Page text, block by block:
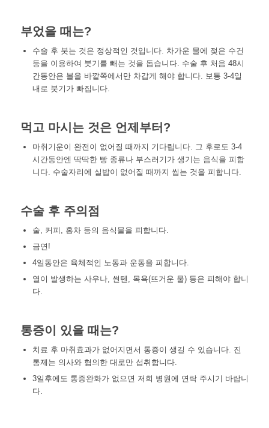
부었을 때는?
수술 후 붓는 것은 정상적인 것입니다. 차가운 물에 젖은 수건
등을 이용하여 붓기를 빼는 것을 돕습니다. 수술 후 처음 48시
간동안은 볼을 바깥쪽에서만 차갑게 해야 합니다. 보통 3-4일
내로 붓기가 빠집니다.
먹고 마시는 것은 언제부터?
마취기운이 완전이 없어질 때까지 기다립니다. 그 후로도 3-4
시간동안엔 딱딱한 빵 종류나 부스러기가 생기는 음식을 피합
니다. 수술자리에 실밥이 없어질 때까지 씹는 것을 피합니다.
수술 후 주의점
술, 커피, 홍차 등의 음식물을 피합니다.
금연!
4일동안은 육체적인 노동과 운동을 피합니다.
열이 발생하는 사우나, 썬텐, 목욕(뜨거운 물) 등은 피해야 합니
다.
통증이 있을 때는?
치료 후 마취효과가 없어지면서 통증이 생길 수 있습니다. 진
통제는 의사와 협의한 대로만 섭취합니다.
3일후에도 통증완화가 없으면 저희 병원에 연락 주시기 바랍니
다.